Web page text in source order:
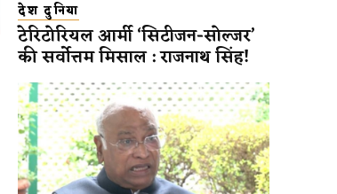
देश दुनिया
टेरिटोरियल आर्मी ‘सिटीजन-सोल्जर’
की सर्वोत्तम मिसाल : राजनाथ सिंह!